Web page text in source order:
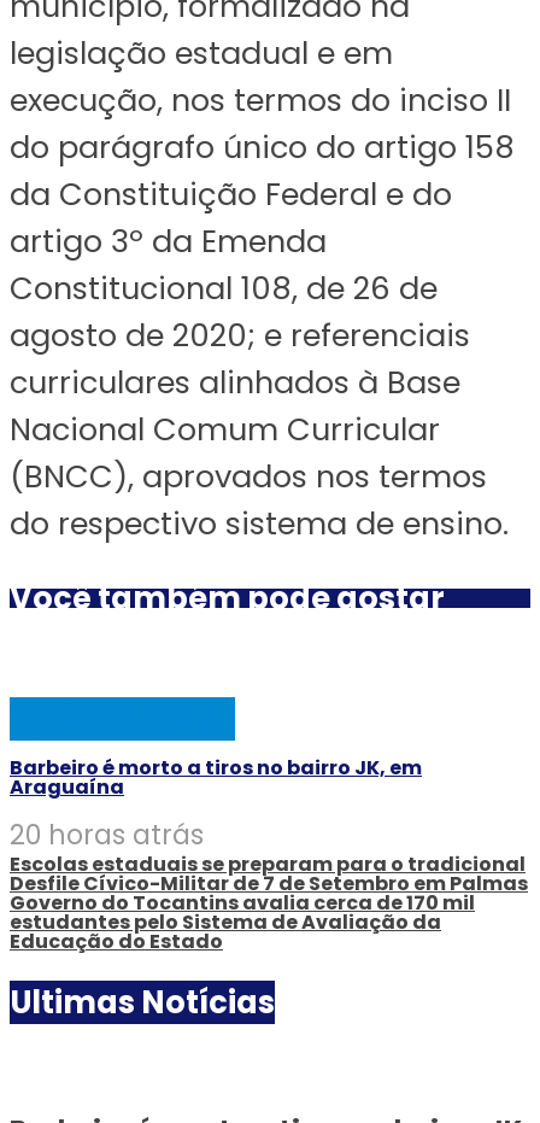
legislação estadual e em
execução, nos termos do inciso II
do parágrafo único do artigo 158
da Constituição Federal e do
artigo 3º da Emenda
Constitucional 108, de 26 de
agosto de 2020; e referenciais
curriculares alinhados à Base
Nacional Comum Curricular
(BNCC), aprovados nos termos
do respectivo sistema de ensino.
Você também pode gostar
Barbeiro é morto a tiros no bairro JK, em
Araguaína
20 horas atrás
Escolas estaduais se preparam para o tradicional
Desfile Cívico-Militar de 7 de Setembro em Palmas
Governo do Tocantins avalia cerca de 170 mil
estudantes pelo Sistema de Avaliação da
Educação do Estado
Ultimas Notícias